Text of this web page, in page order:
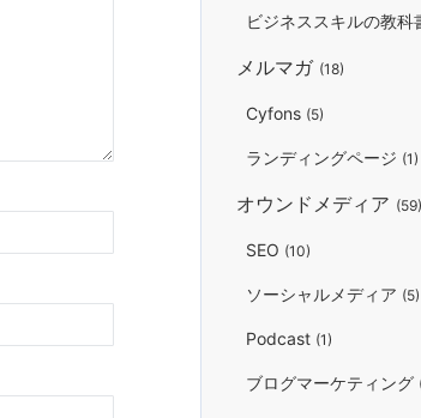
ビジネススキルの教科
メルマガ (18)
Cyfons (5)
ランディングページ (1)
オウンドメディア (59)
SEO (10)
ソーシャルメディア (5)
Podcast (1)
ブログマーケティング